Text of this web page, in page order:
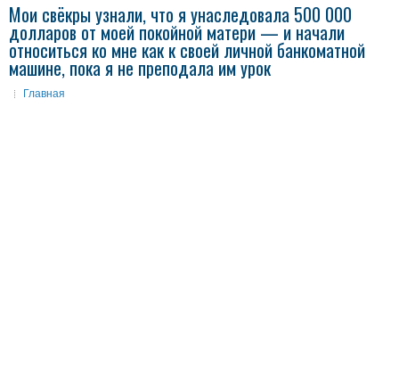
Мои свёкры узнали, что я унаследовала 500 000
долларов от моей покойной матери — и начали
относиться ко мне как к своей личной банкоматной
машине, пока я не преподала им урок
Главная